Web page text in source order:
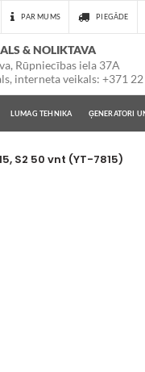
PAR MUMS PIEGĀDE
& NOLIKTAVA
Rūpniecības iela 37A
interneta veikals: +371
LUMAG TEHNIKA ĢENERATORI
S2 50 vnt (YT-7815)